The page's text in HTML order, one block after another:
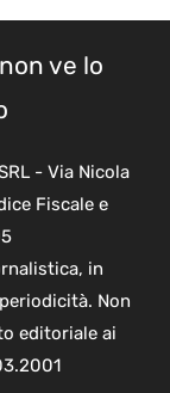
ve lo
- Via Nicola
Fiscale e
in
Non
editoriale ai